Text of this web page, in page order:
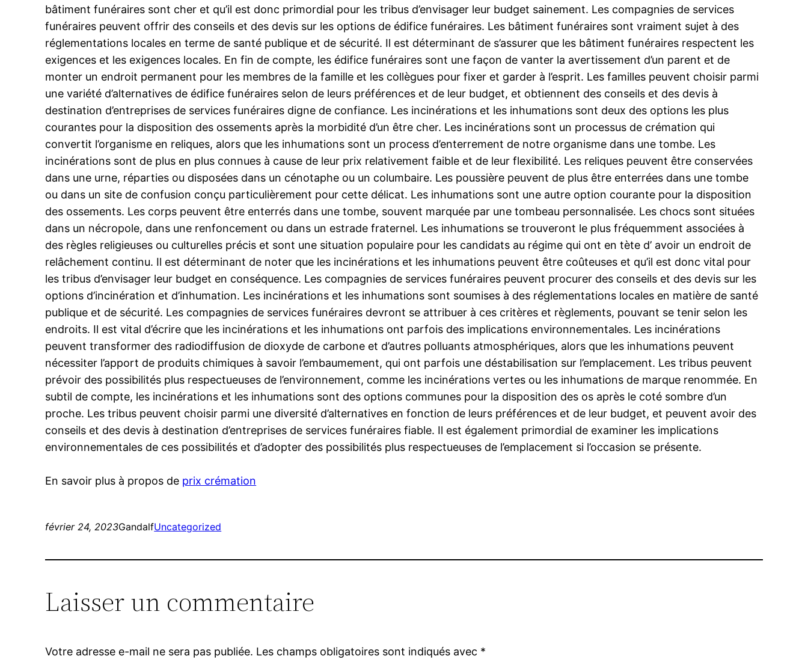
bâtiment funéraires sont cher et qu’il est donc primordial pour les tribus d’envisager leur budget sainement. Les compagnies de services
funéraires peuvent offrir des conseils et des devis sur les options de édifice funéraires. Les bâtiment funéraires sont vraiment sujet à des
réglementations locales en terme de santé publique et de sécurité. Il est déterminant de s’assurer que les bâtiment funéraires respectent les
exigences et les exigences locales. En fin de compte, les édifice funéraires sont une façon de vanter la avertissement d’un parent et de
monter un endroit permanent pour les membres de la famille et les collègues pour fixer et garder à l’esprit. Les familles peuvent choisir parmi
une variété d’alternatives de édifice funéraires selon de leurs préférences et de leur budget, et obtiennent des conseils et des devis à
destination d’entreprises de services funéraires digne de confiance. Les incinérations et les inhumations sont deux des options les plus
courantes pour la disposition des ossements après la morbidité d’un être cher. Les incinérations sont un processus de crémation qui
convertit l’organisme en reliques, alors que les inhumations sont un process d’enterrement de notre organisme dans une tombe. Les
incinérations sont de plus en plus connues à cause de leur prix relativement faible et de leur flexibilité. Les reliques peuvent être conservées
dans une urne, réparties ou disposées dans un cénotaphe ou un columbaire. Les poussière peuvent de plus être enterrées dans une tombe
ou dans un site de confusion conçu particulièrement pour cette délicat. Les inhumations sont une autre option courante pour la disposition
des ossements. Les corps peuvent être enterrés dans une tombe, souvent marquée par une tombeau personnalisée. Les chocs sont situées
dans un nécropole, dans une renfoncement ou dans un estrade fraternel. Les inhumations se trouveront le plus fréquemment associées à
des règles religieuses ou culturelles précis et sont une situation populaire pour les candidats au régime qui ont en tète d’ avoir un endroit de
relâchement continu. Il est déterminant de noter que les incinérations et les inhumations peuvent être coûteuses et qu’il est donc vital pour
les tribus d’envisager leur budget en conséquence. Les compagnies de services funéraires peuvent procurer des conseils et des devis sur les
options d’incinération et d’inhumation. Les incinérations et les inhumations sont soumises à des réglementations locales en matière de santé
publique et de sécurité. Les compagnies de services funéraires devront se attribuer à ces critères et règlements, pouvant se tenir selon les
endroits. Il est vital d’écrire que les incinérations et les inhumations ont parfois des implications environnementales. Les incinérations
peuvent transformer des radiodiffusion de dioxyde de carbone et d’autres polluants atmosphériques, alors que les inhumations peuvent
nécessiter l’apport de produits chimiques à savoir l’embaumement, qui ont parfois une déstabilisation sur l’emplacement. Les tribus peuvent
prévoir des possibilités plus respectueuses de l’environnement, comme les incinérations vertes ou les inhumations de marque renommée. En
subtil de compte, les incinérations et les inhumations sont des options communes pour la disposition des os après le coté sombre d’un
proche. Les tribus peuvent choisir parmi une diversité d’alternatives en fonction de leurs préférences et de leur budget, et peuvent avoir des
conseils et des devis à destination d’entreprises de services funéraires fiable. Il est également primordial de examiner les implications
environnementales de ces possibilités et d’adopter des possibilités plus respectueuses de l’emplacement si l’occasion se présente.
En savoir plus à propos de prix crémation
février 24, 2023GandalfUncategorized
Laisser un commentaire
Votre adresse e-mail ne sera pas publiée. Les champs obligatoires sont indiqués avec *